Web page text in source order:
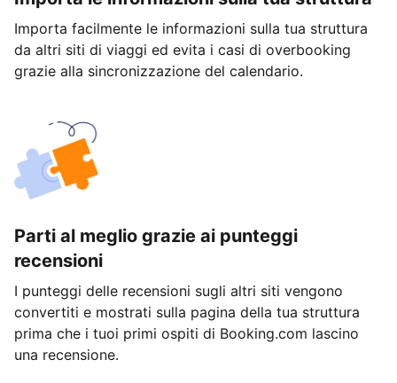
Importa facilmente le informazioni sulla tua struttura
da altri siti di viaggi ed evita i casi di overbooking
grazie alla sincronizzazione del calendario.
Parti al meglio grazie ai punteggi
recensioni
I punteggi delle recensioni sugli altri siti vengono
convertiti e mostrati sulla pagina della tua struttura
prima che i tuoi primi ospiti di Booking.com lascino
una recensione.